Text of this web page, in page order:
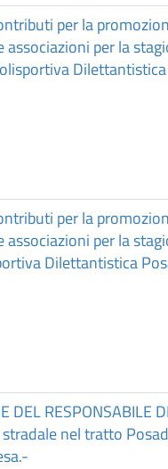
per la
associazioni per la
per la
associazioni per la
Dilettantistica
DEL RESPONSABILE
nel tratto